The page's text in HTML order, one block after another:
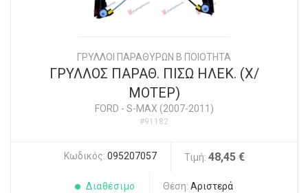
ΓΡΥΛΛΟΙ ΠΑΡΑΘΥΡΩΝ Β ΠΟΙΟΤΗΤΑ
ΓΡΥΛΛΟΣ ΠΑΡΑΘ. ΠΙΣΩ ΗΛΕΚ. (Χ/
ΜΟΤΕΡ)
FORD - S-MAX (2007-2011)
#91182
Κωδικός: 095207057 Τιμή: 48,45 €
Διαθέσιμο Θέση: Αριστερά